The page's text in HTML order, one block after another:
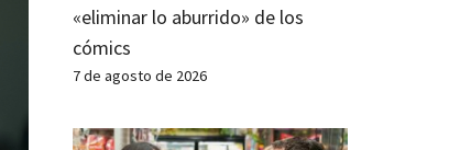
«eliminar lo aburrido» de los
cómics
7 de agosto de 2026